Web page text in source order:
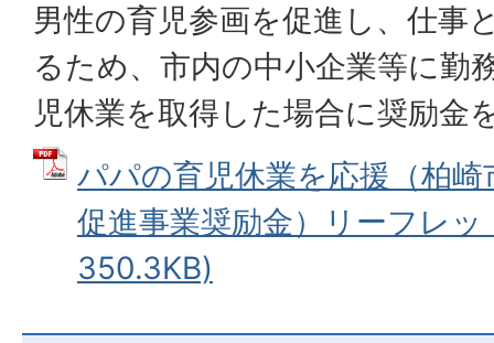
男性の育児参画を促進し、仕事
るため、市内の中小企業等に勤
児休業を取得した場合に奨励金
パパの育児休業を応援（柏
促進事業奨励金）リーフレ
350.3KB)